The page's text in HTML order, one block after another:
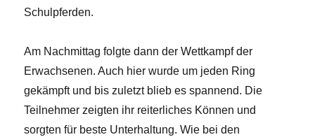
Schulpferden.
Am Nachmittag folgte dann der Wettkampf der
Erwachsenen. Auch hier wurde um jeden Ring
gekämpft und bis zuletzt blieb es spannend. Die
Teilnehmer zeigten ihr reiterliches Können und
sorgten für beste Unterhaltung. Wie bei den